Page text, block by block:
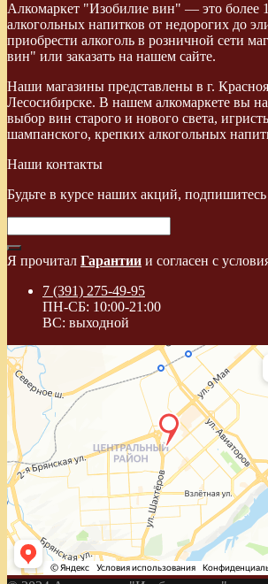
Алкомаркет "Изобилие вин" — это более
алкогольных напитков от недорогих до
приобрести алкоголь в розничной сети
вин" или заказать на нашем сайте.
Наши магазины представлены в г.
Лесосибирске. В нашем алкомаркете вы
выбор вин старого и нового света,
шампанского, крепких алкогольных
Наши контакты
Будьте в курсе наших акций,
Я прочитал Гарантии и согласен с
7 (391) 275-49-95
ПН-СБ: 10:00-21:00
ВС: выходной